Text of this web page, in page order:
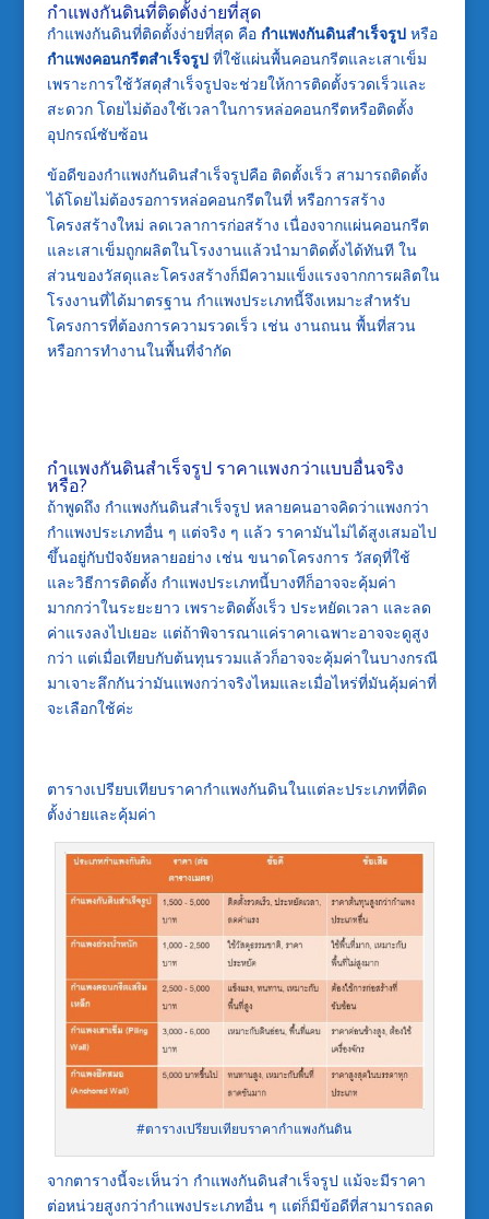
กำแพงกันดินที่ติดตั้งง่ายที่สุด
กำแพงกันดินที่ติดตั้งง่ายที่สุด คือ กำแพงกันดินสำเร็จรูปหรือ
กำแพงคอนกรีตสำเร็จรูปที่ใช้แผ่นพื้นคอนกรีตและเสาเข็ม
เพราะการใช้วัสดุสำเร็จรูปจะช่วยให้การติดตั้งรวดเร็วและ
สะดวก โดยไม่ต้องใช้เวลาในการหล่อคอนกรีตหรือติดตั้ง
อุปกรณ์ซับซ้อน
ข้อดีของกำแพงกันดินสำเร็จรูปคือ ติดตั้งเร็ว สามารถติดตั้ง
ได้โดยไม่ต้องรอการหล่อคอนกรีตในที่ หรือการสร้าง
โครงสร้างใหม่ ลดเวลาการก่อสร้าง เนื่องจากแผ่นคอนกรีต
และเสาเข็มถูกผลิตในโรงงานแล้วนำมาติดตั้งได้ทันที ใน
ส่วนของวัสดุและโครงสร้างก็มีความแข็งแรงจากการผลิตใน
โรงงานที่ได้มาตรฐาน กำแพงประเภทนี้จึงเหมาะสำหรับ
โครงการที่ต้องการความรวดเร็ว เช่น งานถนน พื้นที่สวน
หรือการทำงานในพื้นที่จำกัด​
กำแพงกันดินสำเร็จรูป ราคาแพงกว่าแบบอื่นจริง
หรือ?
ถ้าพูดถึง กำแพงกันดินสำเร็จรูป หลายคนอาจคิดว่าแพงกว่า
กำแพงประเภทอื่น ๆ แต่จริง ๆ แล้ว ราคามันไม่ได้สูงเสมอไป
ขึ้นอยู่กับปัจจัยหลายอย่าง เช่น ขนาดโครงการ วัสดุที่ใช้
และวิธีการติดตั้ง กำแพงประเภทนี้บางทีก็อาจจะคุ้มค่า
มากกว่าในระยะยาว เพราะติดตั้งเร็ว ประหยัดเวลา และลด
ค่าแรงลงไปเยอะ แต่ถ้าพิจารณาแค่ราคาเฉพาะอาจจะดูสูง
กว่า แต่เมื่อเทียบกับต้นทุนรวมแล้วก็อาจจะคุ้มค่าในบางกรณี
มาเจาะลึกกันว่ามันแพงกว่าจริงไหมและเมื่อไหร่ที่มันคุ้มค่าที่
จะเลือกใช้ค่ะ
ตารางเปรียบเทียบราคากำแพงกันดินในแต่ละประเภทที่ติด
ตั้งง่ายและคุ้มค่า
#ตารางเปรียบเทียบราคากำแพงกันดิน
จากตารางนี้จะเห็นว่า กำแพงกันดินสำเร็จรูป แม้จะมีราคา
ต่อหน่วยสูงกว่ากำแพงประเภทอื่น ๆ แต่ก็มีข้อดีที่สามารถลด